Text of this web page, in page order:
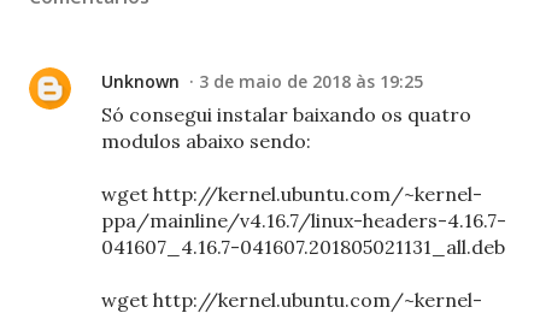
Unknown 3 de maio de 2018 às 19:25
Só consegui instalar baixando os quatro
modulos abaixo sendo:
wget http://kernel.ubuntu.com/~kernel-
ppa/mainline/v4.16.7/linux-headers-4.16.7-
041607_4.16.7-041607.201805021131_all.deb
wget http://kernel.ubuntu.com/~kernel-